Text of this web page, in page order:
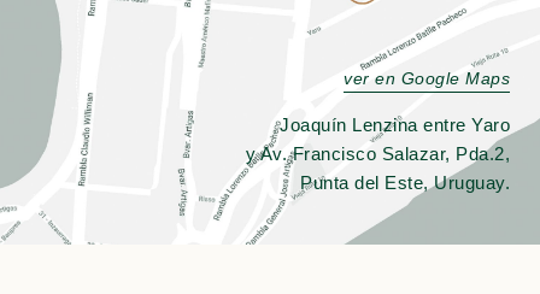
ver en Google Maps
Joaquín Lenzina entre Yaro
y Av. Francisco Salazar, Pda.2,
Punta del Este, Uruguay.